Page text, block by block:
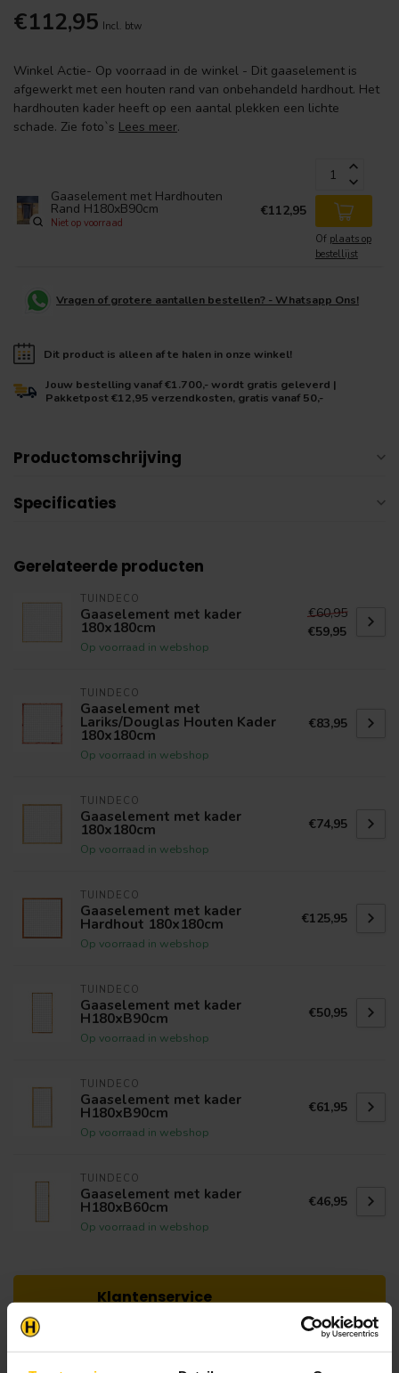
€112,95 Incl. btw
Winkel Actie- Op voorraad in de winkel - Dit gaaselement is
afgewerkt met een houten rand van onbehandeld hardhout. Het
hardhouten kader heeft op een aantal plekken een lichte
schade. Zie foto`s Lees meer.
Gaaselement met Hardhouten
Rand H180xB90cm
Niet op voorraad
€112,95
Of plaats op
bestellijst
Vragen of grotere aantallen bestellen? - Whatsapp Ons!
Dit product is alleen af te halen in onze winkel!
Jouw bestelling vanaf €1.700,- wordt gratis geleverd |
Pakketpost €12,95 verzendkosten, gratis vanaf 50,-
Productomschrijving
Specificaties
Gerelateerde producten
TUINDECO
Gaaselement met kader
180x180cm
Op voorraad in webshop
€60,95
€59,95
TUINDECO
Gaaselement met
Lariks/Douglas Houten Kader
180x180cm
Op voorraad in webshop
€83,95
TUINDECO
Gaaselement met kader
180x180cm
Op voorraad in webshop
€74,95
TUINDECO
Gaaselement met kader
Hardhout 180x180cm
Op voorraad in webshop
€125,95
TUINDECO
Gaaselement met kader
H180xB90cm
Op voorraad in webshop
€50,95
TUINDECO
Gaaselement met kader
H180xB90cm
Op voorraad in webshop
€61,95
TUINDECO
Gaaselement met kader
H180xB60cm
Op voorraad in webshop
€46,95
Klantenservice
Heb je een vraag? Stel je vraag via onze chat,
of neem
contact op met deklantenservice. Wij helpen u